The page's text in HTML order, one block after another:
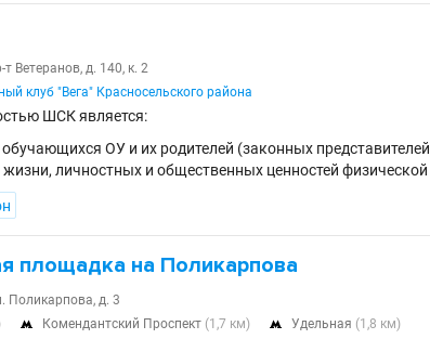
Ветеранов, д. 140, к. 2
клуб "Вега" Красносельского района
ШСК является:
обучающихся ОУ и их родителей (законных
жизни, личностных и общественных ценностей
площадка на Поликарпова
Поликарпова, д. 3
 Комендантский Проспект (1,7 км)  Удельная (1,8 км)